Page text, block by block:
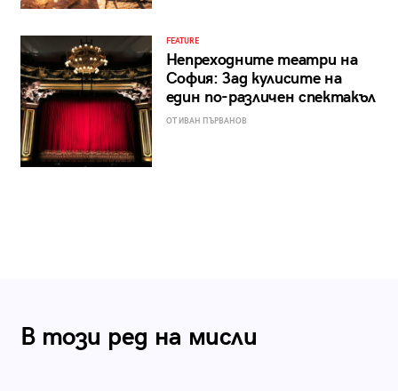
FEATURE
Непреходните театри на
София: Зад кулисите на
един по-различен спектакъл
ОТ ИВАН ПЪРВАНОВ
В този ред на мисли